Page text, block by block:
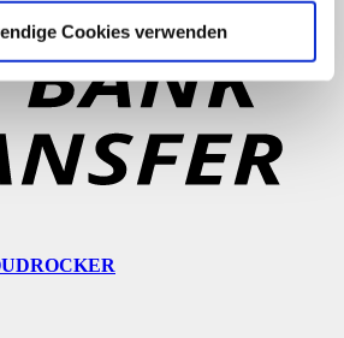
Cookies verwenden